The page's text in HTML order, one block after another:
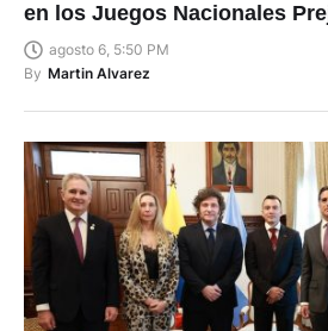
en los Juegos Nacionales
agosto 6, 5:50 PM
By Martin Alvarez